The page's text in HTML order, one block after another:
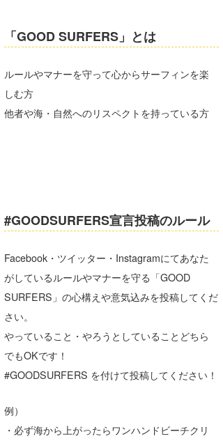
「GOOD SURFERS」とは
ルールやマナーを守って心からサーフィンを楽
しむ方
他者や海・自然へのリスペクトを持っている方
#GOODSURFERS宣言投稿のルール
Facebook・ツイッター・Instagramにてあなた
がしているルールやマナーを守る「GOOD
SURFERS」の心構えや意気込みを投稿してくだ
さい。
やっていること・やろうとしていることどちら
でもOKです！
#GOODSURFERS を付けて投稿してください！
例）
・必ず海から上がったらワンハンドビーチクリ
DELTA FORCE SURF
進士剛光
大野”MAR”修聖
喜納海人
Aichan
H
KID
KOBU
MIN
mitz
S.K